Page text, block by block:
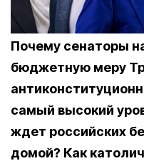
Почему сенаторы
бюджетную меру
самый высокий
ждет российских
домой? Как